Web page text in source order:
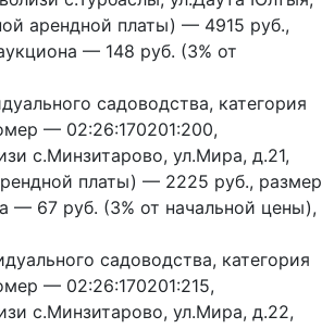
арендной платы) — 4915 руб.,
— 148 руб. (3% от
садоводства, категория
— 02:26:170201:200,
с.Минзитарово, ул.Мира, д.21,
платы) — 2225 руб., размер
— 67 руб. (3% от начальной цены),
садоводства, категория
— 02:26:170201:215,
с.Минзитарово, ул.Мира, д.22,